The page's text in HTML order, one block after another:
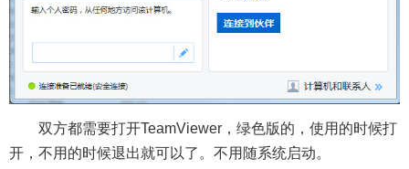
双方都需要打开TeamViewer，绿色版的，使用的时候打
开，不用的时候退出就可以了。不用随系统启动。